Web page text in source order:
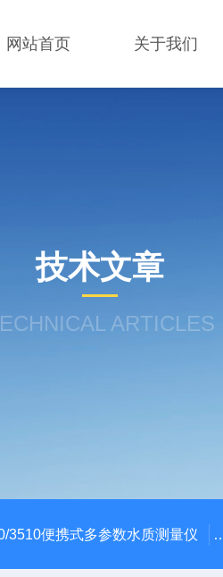
网站首页 关于我们
技术文章
ARTICLES
3510便携式多参数水质测量仪